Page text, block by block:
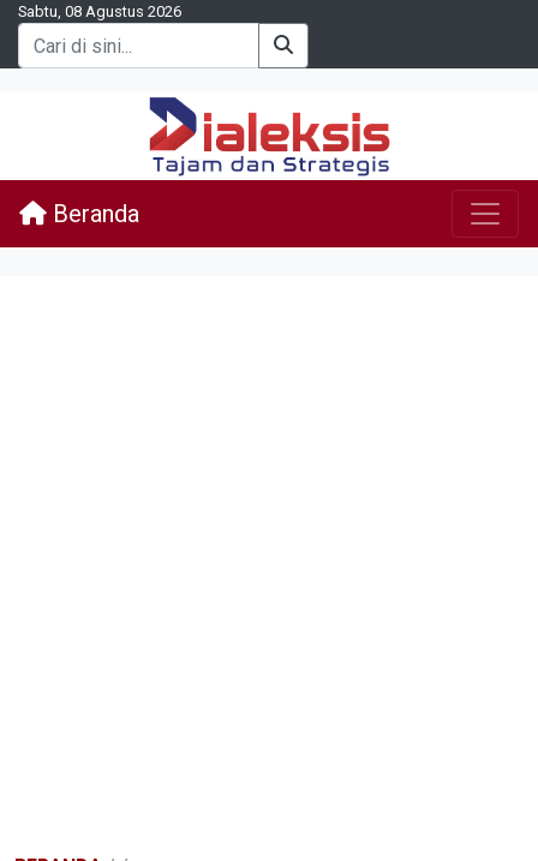
Sabtu, 08 Agustus 2026
Beranda